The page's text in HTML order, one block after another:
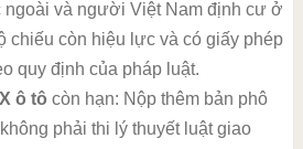
và người Việt Nam định cư ở
chiếu còn hiệu lực và có giấy phép
quy định của pháp luật.
ô tô còn hạn: Nộp thêm bản phô
phải thi lý thuyết luật giao